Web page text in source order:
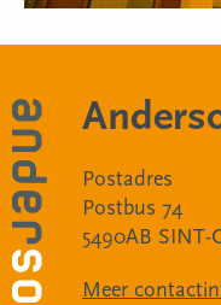
Postadres
Postbus 74
5490AB SINT-
Meer